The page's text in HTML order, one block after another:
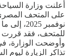
أعلنت وزارة
نوفمبر
للمتحف، فقد قررت
وأوضحت الوزارة،